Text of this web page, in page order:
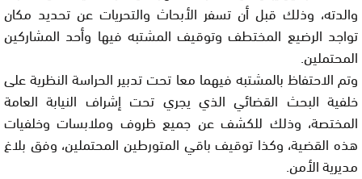
والدته، وذلك قبل أن تسفر الأبحاث والتحريات عن تحديد مكان
تواجد الرضيع المختطف وتوقيف المشتبه فيها وأحد المشاركين
المحتملين.
وتم الاحتفاظ بالمشتبه فيهما معا تحت تدبير الحراسة النظرية على
خلفية البحث القضائي الذي يجري تحت إشراف النيابة العامة
المختصة، وذلك للكشف عن جميع ظروف وملابسات وخلفيات
هذه القضية، وكذا توقيف باقي المتورطين المحتملين، وفق بلاغ
مديرية الأمن.